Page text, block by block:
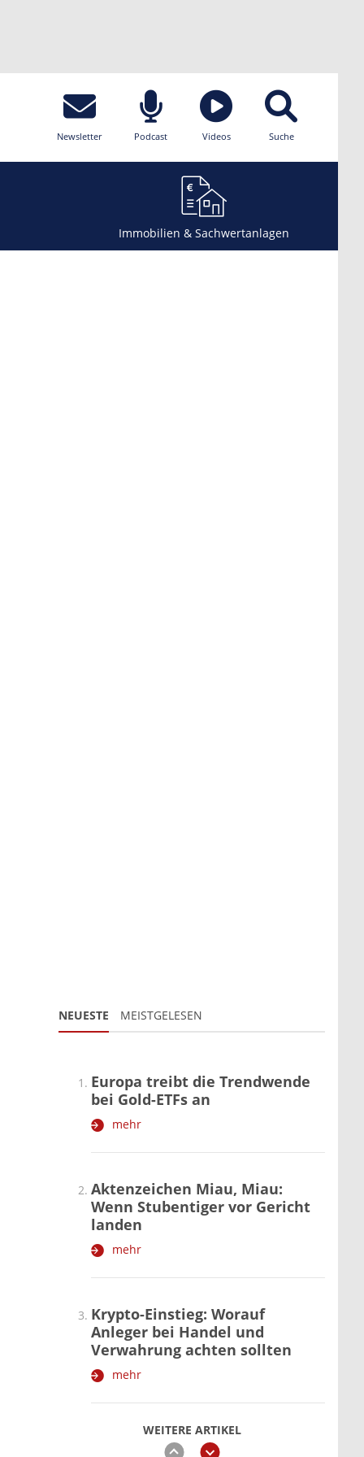
Newsletter Podcast Videos Suche
Immobilien & Sachwertanlagen
NEUESTE MEISTGELESEN
WEITERE ARTIKEL
zurückweiter
Europa treibt die Trendwende
bei Gold-ETFs an
mehr
Aktenzeichen Miau, Miau:
Wenn Stubentiger vor Gericht
landen
mehr
Krypto-Einstieg: Worauf
Anleger bei Handel und
Verwahrung achten sollten
mehr